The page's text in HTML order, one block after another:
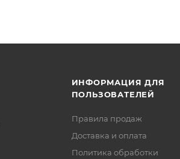
ИНФОРМАЦИЯ ДЛЯ
ПОЛЬЗОВАТЕЛЕЙ
Правила продаж
Доставка и оплата
Политика обработки